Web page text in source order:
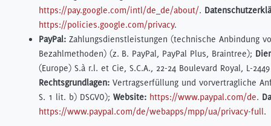
https://pay.google.com/intl/de_de/about/.
https://policies.google.com/privacy.
PayPal: Zahlungsdienstleistungen (technische Anbindung
Bezahlmethoden) (z. B. PayPal, PayPal Plus, Braintree);
(Europe) S.à r.l. et Cie, S.C.A., 22-24 Boulevard Royal, L-
Rechtsgrundlagen: Vertragserfüllung und vorvertragliche
S. 1 lit. b) DSGVO); Website: https://www.paypal.com/de.
https://www.paypal.com/de/webapps/mpp/ua/privacy-full.